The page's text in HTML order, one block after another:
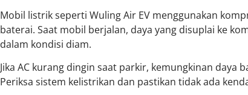
Mobil listrik seperti Wuling Air EV menggunakan
baterai. Saat mobil berjalan, daya yang disuplai ke
dalam kondisi diam.
Jika AC kurang dingin saat parkir, kemungkinan daya
Periksa sistem kelistrikan dan pastikan tidak ada